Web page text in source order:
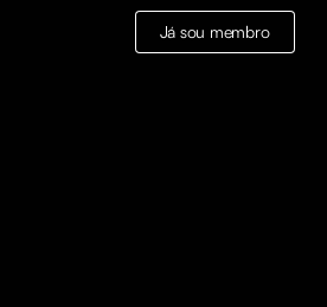
Já sou membro